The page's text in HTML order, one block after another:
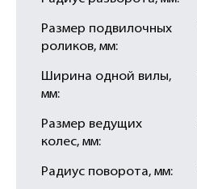
Размер подвилочных
роликов, мм:
Ширина одной вилы,
мм:
Размер ведущих
колес, мм:
Радиус поворота, мм: